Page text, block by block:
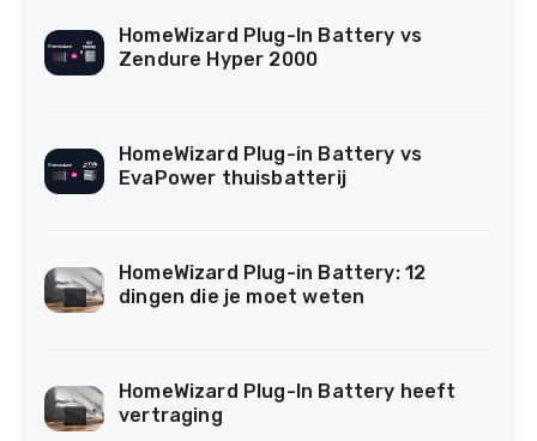
HomeWizard Plug-In Battery vs
Zendure Hyper 2000
HomeWizard Plug-in Battery vs
EvaPower thuisbatterij
HomeWizard Plug-in Battery: 12
dingen die je moet weten
HomeWizard Plug-In Battery heeft
vertraging